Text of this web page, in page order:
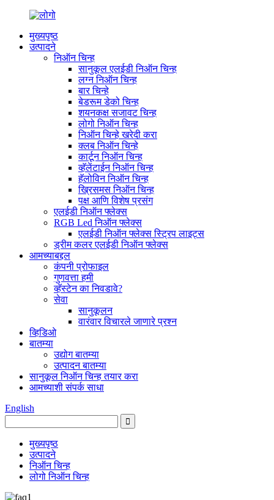
मुख्यपृष्ठ
उत्पादने
निऑन चिन्ह
सानुकूल एलईडी निऑन चिन्ह
लग्न निऑन चिन्ह
बार चिन्हे
बेडरूम डेको चिन्ह
शयनकक्ष सजावट चिन्ह
लोगो निऑन चिन्ह
निऑन चिन्हे खरेदी करा
क्लब निऑन चिन्हे
कार्टून निऑन चिन्ह
व्हॅलेंटाईन निऑन चिन्ह
हॅलोविन निऑन चिन्ह
ख्रिसमस निऑन चिन्ह
पक्ष आणि विशेष प्रसंग
एलईडी निऑन फ्लेक्स
RGB Led निऑन फ्लेक्स
एलईडी निऑन फ्लेक्स स्ट्रिप लाइट्स
ड्रीम कलर एलईडी निऑन फ्लेक्स
आमच्याबद्दल
कंपनी प्रोफाइल
गुणवत्ता हमी
व्हॅस्टेन का निवडावे?
सेवा
सानुकूलन
वारंवार विचारले जाणारे प्रश्न
व्हिडिओ
बातम्या
उद्योग बातम्या
उत्पादन बातम्या
सानुकूल निऑन चिन्ह तयार करा
आमच्याशी संपर्क साधा
English
मुख्यपृष्ठ
उत्पादने
निऑन चिन्ह
लोगो निऑन चिन्ह